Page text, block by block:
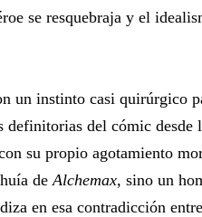
se resquebraja y el
un instinto casi quirúrgico
definitorias del cómic desde
su propio agotamiento
deAlchemax, sino un
en esa contradicción